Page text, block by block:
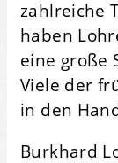
zahlreiche
haben
eine große
Viele der
in den
Burkhard